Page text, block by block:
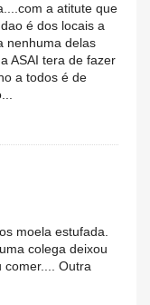
a atitute que
é dos locais a
nenhuma delas
ASAI tera de fazer
a todos é de
moela estufada.
colega deixou
comer.... Outra